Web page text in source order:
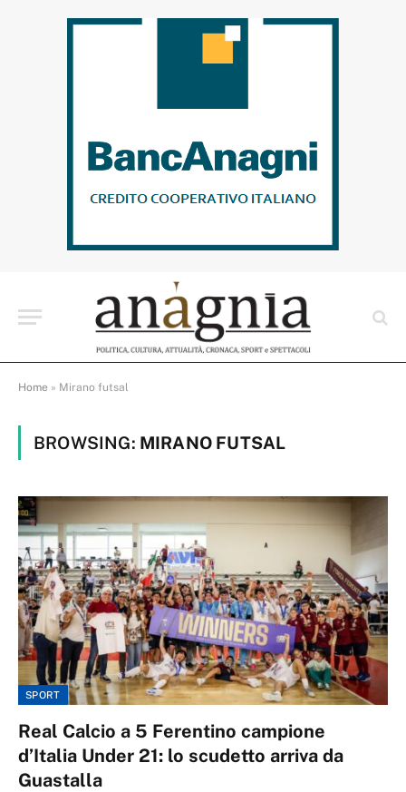
Home » Mirano futsal
BROWSING: MIRANO FUTSAL
SPORT
Real Calcio a 5 Ferentino campione
d’Italia Under 21: lo scudetto arriva da
Guastalla